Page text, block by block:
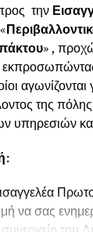
την
» ,
της
υπηρεσιών
να σας